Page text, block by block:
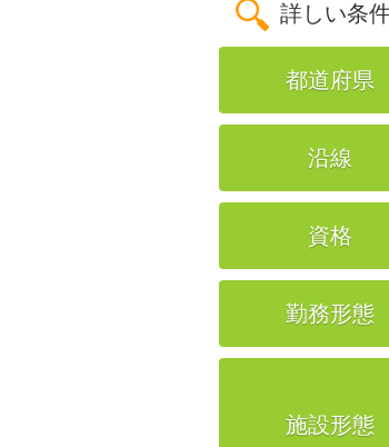
詳しい条
都道府県
沿線
資格
勤務形態
施設形態